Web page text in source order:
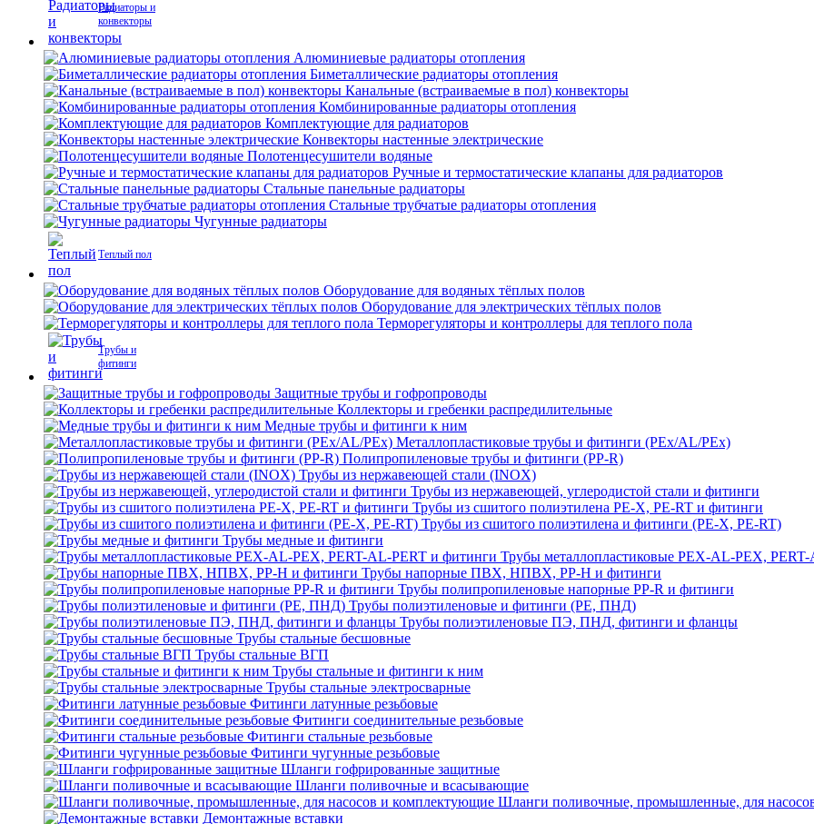
Радиаторы и
конвекторы
Алюминиевые радиаторы отопления
Биметаллические радиаторы отопления
Канальные (встраиваемые в пол) конвекторы
Комбинированные радиаторы отопления
Комплектующие для радиаторов
Конвекторы настенные электрические
Полотенцесушители водяные
Ручные и термостатические клапаны для радиаторов
Стальные панельные радиаторы
Стальные трубчатые радиаторы отопления
Чугунные радиаторы
Теплый пол
Оборудование для водяных тёплых полов
Оборудование для электрических тёплых полов
Терморегуляторы и контроллеры для теплого пола
Трубы и
фитинги
Защитные трубы и гофропроводы
Коллекторы и гребенки распредилительные
Медные трубы и фитинги к ним
Металлопластиковые трубы и фитинги (PEx/AL/PEx)
Полипропиленовые трубы и фитинги (PP-R)
Трубы из нержавеющей стали (INOX)
Трубы из нержавеющей, углеродистой стали и фитинги
Трубы из сшитого полиэтилена PE-X, PE-RT и фитинги
Трубы из сшитого полиэтилена и фитинги (PE-X, PE-RT)
Трубы медные и фитинги
Трубы металлопластиковые PEX-AL-PEX,
Трубы напорные ПВХ, НПВХ, PP-H и фитинги
Трубы полипропиленовые напорные PP-R и фитинги
Трубы полиэтиленовые и фитинги (PE, ПНД)
Трубы полиэтиленовые ПЭ, ПНД, фитинги и фланцы
Трубы стальные бесшовные
Трубы стальные ВГП
Трубы стальные и фитинги к ним
Трубы стальные электросварные
Фитинги латунные резьбовые
Фитинги соединительные резьбовые
Фитинги стальные резьбовые
Фитинги чугунные резьбовые
Шланги гофрированные защитные
Шланги поливочные и всасывающие
Шланги поливочные, промышленные, для
Демонтажные вставки